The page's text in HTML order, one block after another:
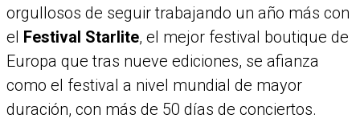
orgullosos de seguir trabajando un año más con
el Festival Starlite, el mejor festival boutique de
Europa que tras nueve ediciones, se afianza
como el festival a nivel mundial de mayor
duración, con más de 50 días de conciertos.